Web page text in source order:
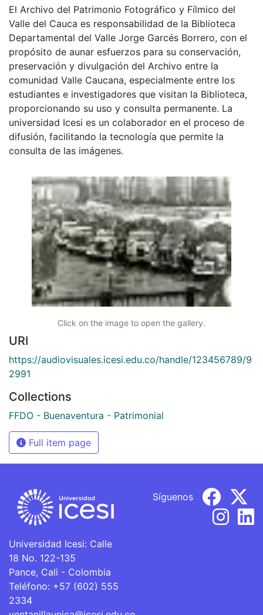
El Archivo del Patrimonio Fotográfico y Fílmico del
Valle del Cauca es responsabilidad de la Biblioteca
Departamental del Valle Jorge Garcés Borrero, con el
propósito de aunar esfuerzos para su conservación,
preservación y divulgación del Archivo entre la
comunidad Valle Caucana, especialmente entre los
estudiantes e investigadores que visitan la Biblioteca,
proporcionando su uso y consulta permanente. La
universidad Icesi es un colaborador en el proceso de
difusión, facilitando la tecnología que permite la
consulta de las imágenes.
Click on the image to open the gallery.
URI
https://audiovisuales.icesi.edu.co/handle/123456789/9
2991
Collections
FFDO - Buenaventura - Patrimonial
Full item page
Universidad Icesi: Calle
18 No. 122-135
Pance, Cali - Colombia
Teléfono: +57 (602) 555
2334
Síguenos